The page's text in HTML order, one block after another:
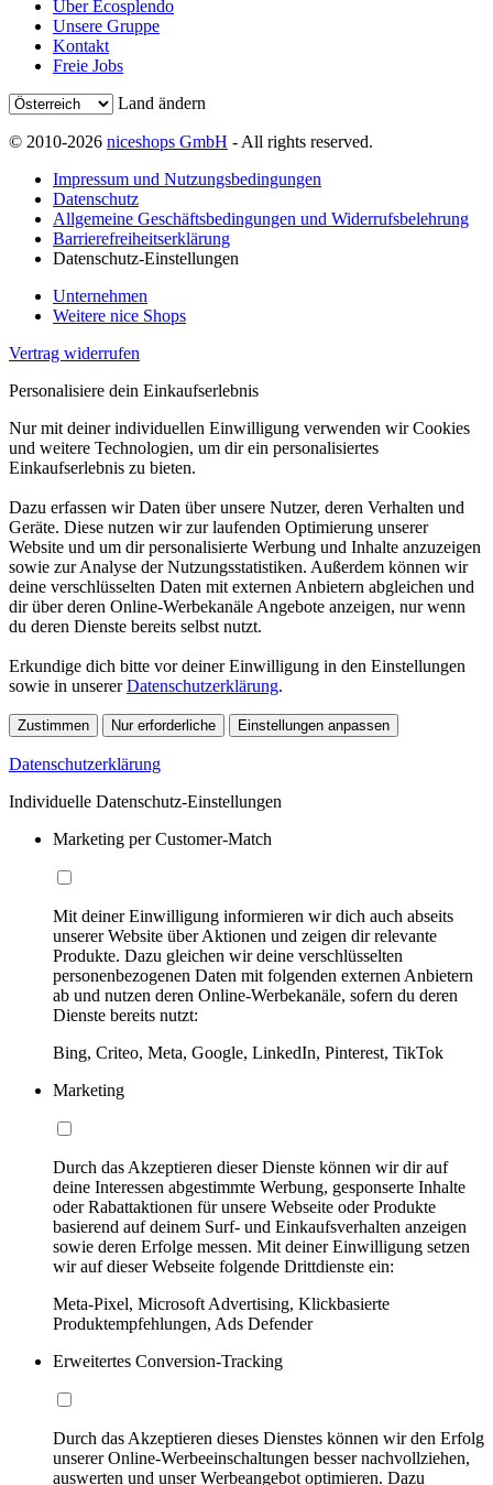
Über Ecosplendo
Unsere Gruppe
Kontakt
Freie Jobs
Land ändern
© 2010-2026 niceshops GmbH - All rights reserved.
Impressum und Nutzungsbedingungen
Datenschutz
Allgemeine Geschäftsbedingungen und Widerrufsbelehrung
Barrierefreiheitserklärung
Datenschutz-Einstellungen
Unternehmen
Weitere nice Shops
Vertrag widerrufen
Personalisiere dein Einkaufserlebnis
Nur mit deiner individuellen Einwilligung verwenden wir Cookies
und weitere Technologien, um dir ein personalisiertes
Einkaufserlebnis zu bieten.
Dazu erfassen wir Daten über unsere Nutzer, deren Verhalten und
Geräte. Diese nutzen wir zur laufenden Optimierung unserer
Website und um dir personalisierte Werbung und Inhalte anzuzeigen
sowie zur Analyse der Nutzungsstatistiken. Außerdem können wir
deine verschlüsselten Daten mit externen Anbietern abgleichen und
dir über deren Online-Werbekanäle Angebote anzeigen, nur wenn
du deren Dienste bereits selbst nutzt.
Erkundige dich bitte vor deiner Einwilligung in den Einstellungen
sowie in unsererDatenschutzerklärung.
Zustimmen Nur erforderliche Einstellungen anpassen
Datenschutzerklärung
Individuelle Datenschutz-Einstellungen
Marketing per Customer-Match
Mit deiner Einwilligung informieren wir dich auch abseits
unserer Website über Aktionen und zeigen dir relevante
Produkte. Dazu gleichen wir deine verschlüsselten
personenbezogenen Daten mit folgenden externen Anbietern
ab und nutzen deren Online-Werbekanäle, sofern du deren
Dienste bereits nutzt:
Bing, Criteo, Meta, Google, LinkedIn, Pinterest, TikTok
Marketing
Durch das Akzeptieren dieser Dienste können wir dir auf
deine Interessen abgestimmte Werbung, gesponserte Inhalte
oder Rabattaktionen für unsere Webseite oder Produkte
basierend auf deinem Surf- und Einkaufsverhalten anzeigen
sowie deren Erfolge messen. Mit deiner Einwilligung setzen
wir auf dieser Webseite folgende Drittdienste ein:
Meta-Pixel, Microsoft Advertising, Klickbasierte
Produktempfehlungen, Ads Defender
Erweitertes Conversion-Tracking
Durch das Akzeptieren dieses Dienstes können wir den Erfolg
unserer Online-Werbeeinschaltungen besser nachvollziehen,
auswerten und unser Werbeangebot optimieren. Dazu